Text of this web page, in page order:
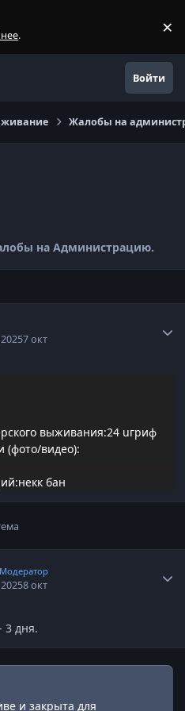
. ×
Войти
Жалобы на
на Администрацию.
7 окт
выживания:24 uгриф
(фото/видео):
бан
8 окт
3 дня.
и закрыта для